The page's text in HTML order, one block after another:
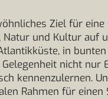
Ziel für eine
und Kultur auf
in
nicht nur
kennenzulernen.
Rahmen für einen